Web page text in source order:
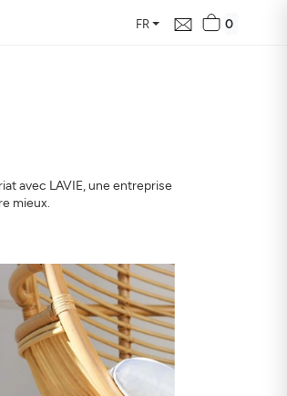
FR 0
avec LAVIE, une entreprise
mieux.